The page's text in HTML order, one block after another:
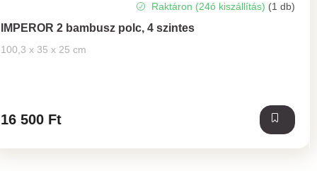
IMPEROR 2 bambusz polc, 4 szintes
100,3 x 35 x 25 cm
Raktáron (24ó kiszállítás) (1 db)
16 500 Ft